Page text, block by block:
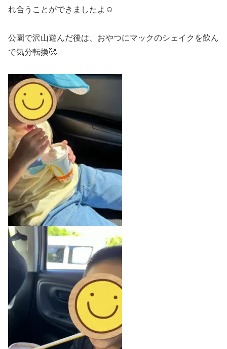
れ合うことができましたよ☺️
公園で沢山遊んだ後は、おやつにマックのシェイクを飲ん
で気分転換🥰